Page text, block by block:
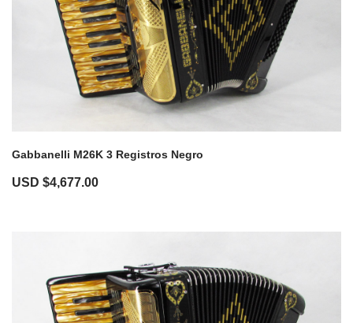
Gabbanelli M26K 3 Registros Negro
USD $4,677.00